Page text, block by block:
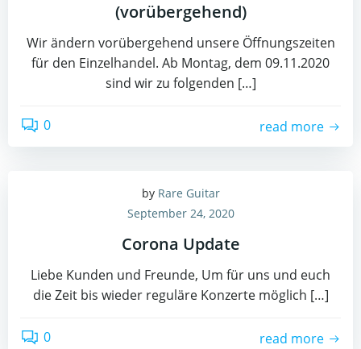
(vorübergehend)
Wir ändern vorübergehend unsere Öffnungszeiten
für den Einzelhandel. Ab Montag, dem 09.11.2020
sind wir zu folgenden […]
0 read more
by Rare Guitar
September 24, 2020
Corona Update
Liebe Kunden und Freunde, Um für uns und euch
die Zeit bis wieder reguläre Konzerte möglich […]
0 read more